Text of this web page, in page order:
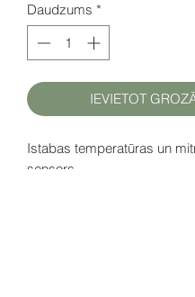
Daudzums *
IEVIETOT
Istabas temperatūras un
sensors.